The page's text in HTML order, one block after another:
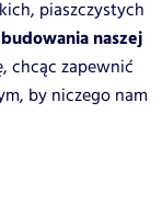
piaszczystych
naszej
chcąc zapewnić
by niczego nam